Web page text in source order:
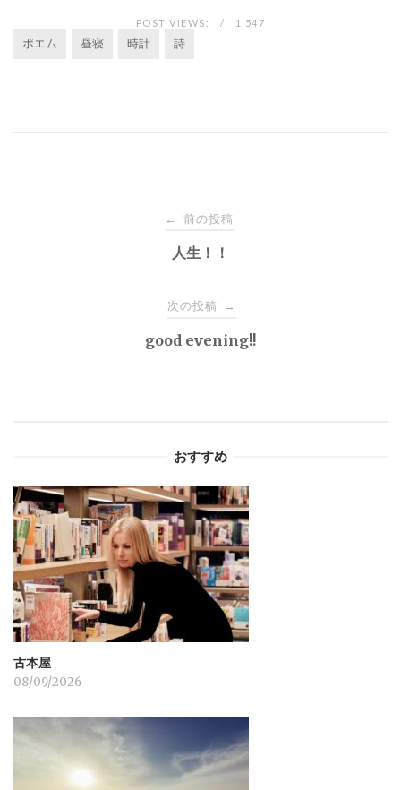
POST VIEWS: 1,547
ポエム 昼寝 時計 詩
シ
ョ
ン
← 前の投稿
人生！！
次の投稿 →
good evening!!
おすすめ
古本屋
08/09/2026